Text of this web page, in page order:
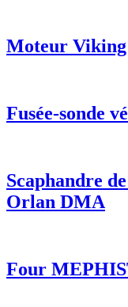
Moteur
Fusée-sonde
Scaphandre
Orlan DMA
Four